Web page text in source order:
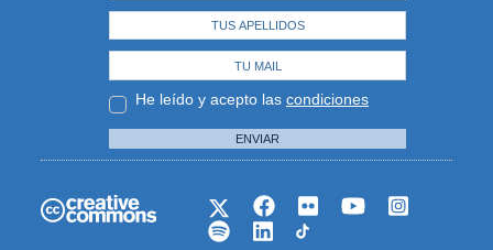
He leído y acepto las condiciones
ENVIAR